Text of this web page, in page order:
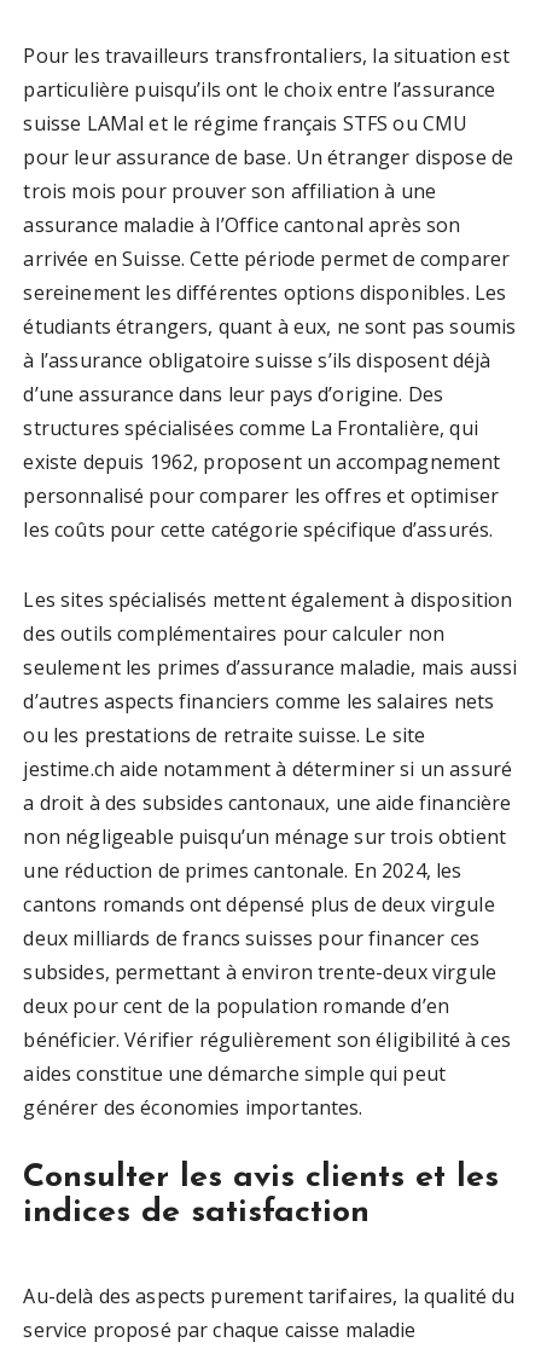
Pour les travailleurs transfrontaliers, la situation est
particulière puisqu’ils ont le choix entre l’assurance
suisse LAMal et le régime français STFS ou CMU
pour leur assurance de base. Un étranger dispose de
trois mois pour prouver son affiliation à une
assurance maladie à l’Office cantonal après son
arrivée en Suisse. Cette période permet de comparer
sereinement les différentes options disponibles. Les
étudiants étrangers, quant à eux, ne sont pas soumis
à l’assurance obligatoire suisse s’ils disposent déjà
d’une assurance dans leur pays d’origine. Des
structures spécialisées comme La Frontalière, qui
existe depuis 1962, proposent un accompagnement
personnalisé pour comparer les offres et optimiser
les coûts pour cette catégorie spécifique d’assurés.
Les sites spécialisés mettent également à disposition
des outils complémentaires pour calculer non
seulement les primes d’assurance maladie, mais aussi
d’autres aspects financiers comme les salaires nets
ou les prestations de retraite suisse. Le site
jestime.ch aide notamment à déterminer si un assuré
a droit à des subsides cantonaux, une aide financière
non négligeable puisqu’un ménage sur trois obtient
une réduction de primes cantonale. En 2024, les
cantons romands ont dépensé plus de deux virgule
deux milliards de francs suisses pour financer ces
subsides, permettant à environ trente-deux virgule
deux pour cent de la population romande d’en
bénéficier. Vérifier régulièrement son éligibilité à ces
aides constitue une démarche simple qui peut
générer des économies importantes.
Consulter les avis clients et les
indices de satisfaction
Au-delà des aspects purement tarifaires, la qualité du
service proposé par chaque caisse maladie